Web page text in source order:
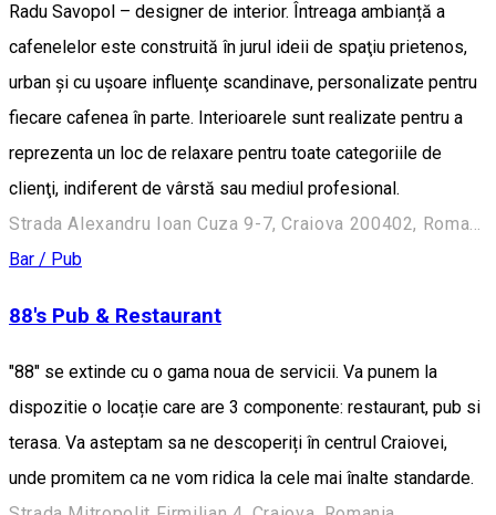
Radu Savopol – designer de interior. Întreaga ambianță a
cafenelelor este construită în jurul ideii de spaţiu prietenos,
urban şi cu uşoare influenţe scandinave, personalizate pentru
fiecare cafenea în parte. Interioarele sunt realizate pentru a
reprezenta un loc de relaxare pentru toate categoriile de
clienţi, indiferent de vârstă sau mediul profesional.
Strada Alexandru Ioan Cuza 9-7, Craiova 200402, Romania
Bar / Pub
88's Pub & Restaurant
"88" se extinde cu o gama noua de servicii. Va punem la
dispozitie o locație care are 3 componente: restaurant, pub si
terasa. Va asteptam sa ne descoperiți în centrul Craiovei,
unde promitem ca ne vom ridica la cele mai înalte standarde.